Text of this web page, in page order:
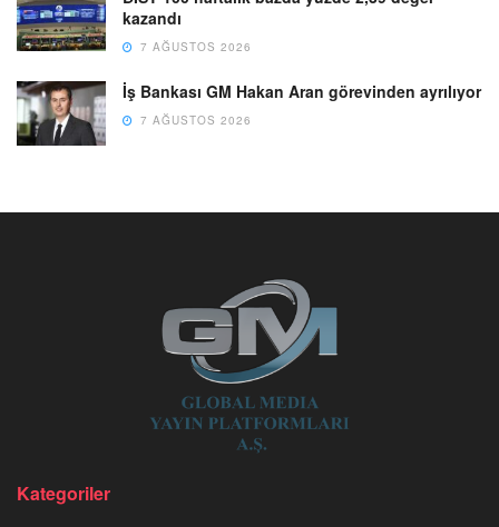
kazandı
7 AĞUSTOS 2026
İş Bankası GM Hakan Aran görevinden ayrılıyor
7 AĞUSTOS 2026
Kategoriler